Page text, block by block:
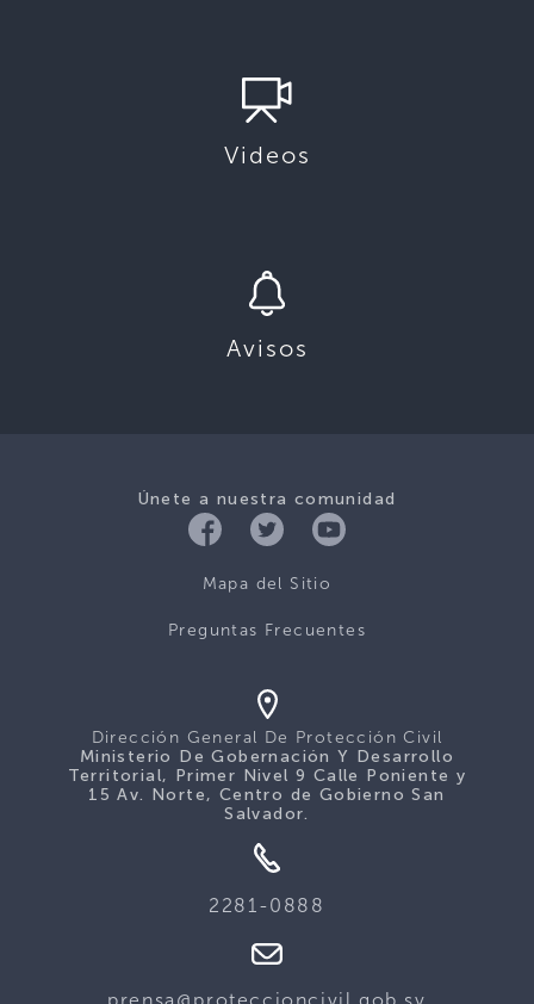
Videos
Avisos
Únete a nuestra comunidad
Mapa del Sitio
Preguntas Frecuentes
Dirección General De Protección Civil
Ministerio De Gobernación Y Desarrollo
Territorial, Primer Nivel 9 Calle Poniente y
15 Av. Norte, Centro de Gobierno San
Salvador.
2281-0888